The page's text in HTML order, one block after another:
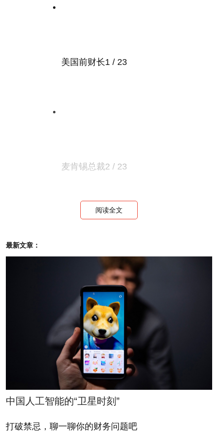
美国前财长1 / 23
麦肯锡总裁2 / 23
3 / 23
强生CEO4 / 23
阅读全文
最新文章：
中国人工智能的“卫星时刻”
打破禁忌，聊一聊你的财务问题吧